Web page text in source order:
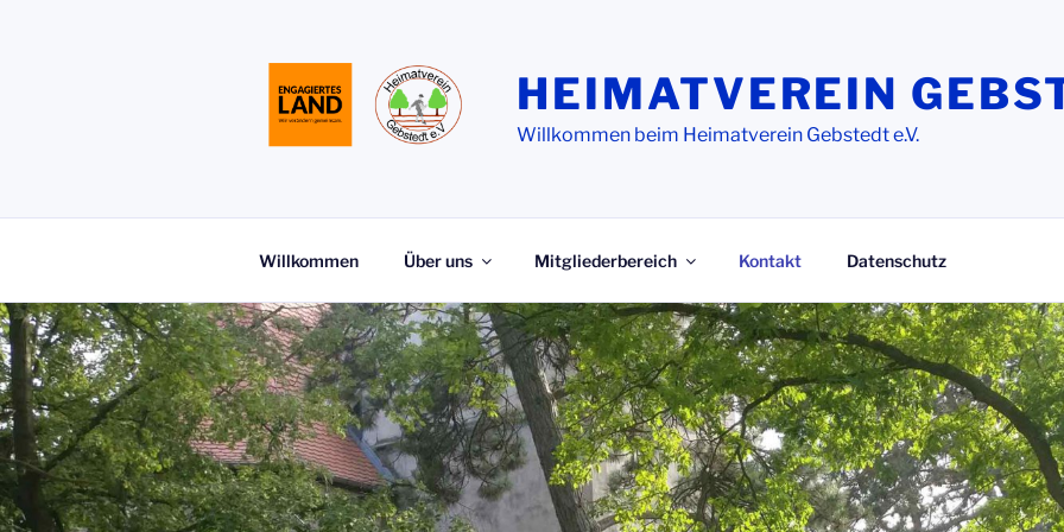
HEIMATVEREIN
Willkommen beim Heimatverein Gebstedt e.V.
Willkommen Über uns Mitgliederbereich Kontakt Datenschutz